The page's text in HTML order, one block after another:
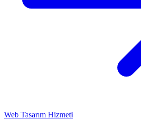
Web Tasarım Hizmeti